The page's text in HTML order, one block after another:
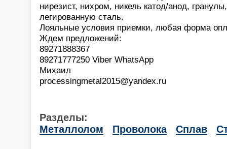
нирезист, нихром, никель катод/анод,
легированную сталь.
Лояльные условия приемки, любая форма
Ждем предложений:
89271888367
89271777250 Viber WhatsApp
Михаил
processingmetal2015@yandex.ru
Разделы:
Металлолом
Проволока Сплав